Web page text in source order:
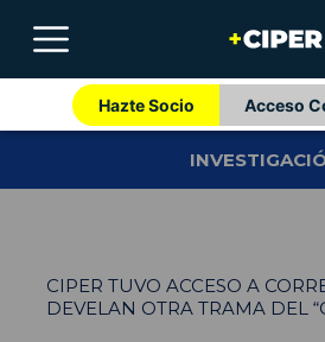
Hazte Socio Acceso
CIPER TUVO ACCESO A
DEVELAN OTRA TRAMA DEL